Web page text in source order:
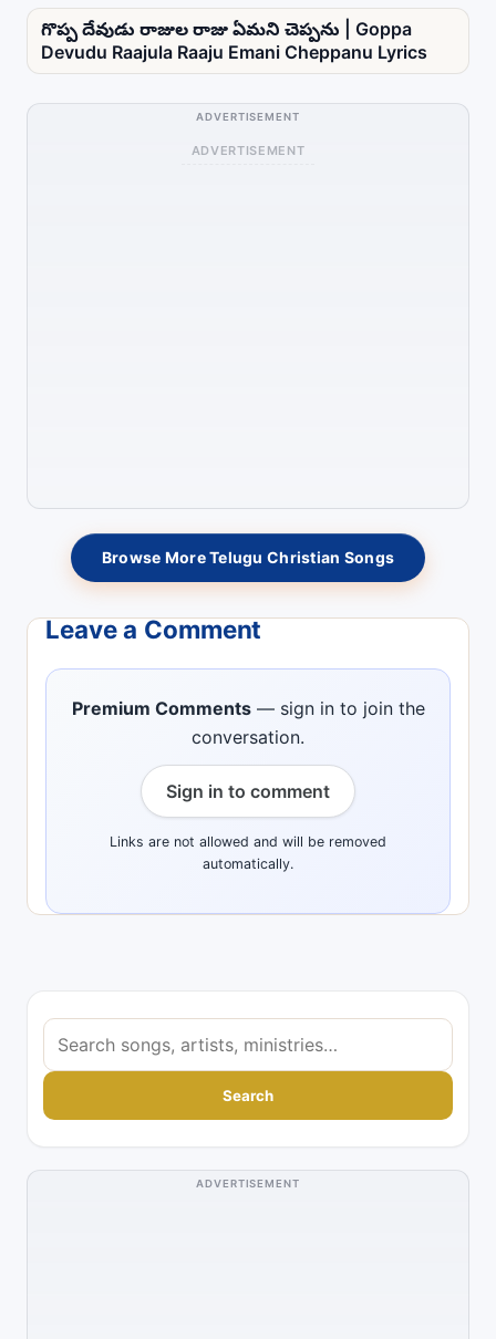
గొప్ప దేవుడు రాజుల రాజు ఏమని చెప్పను | Goppa
Devudu Raajula Raaju Emani Cheppanu Lyrics
ADVERTISEMENT
ADVERTISEMENT
Browse More Telugu Christian Songs
Leave a Comment
Premium Comments— sign in to join the
conversation.
Sign in to comment
Links are not allowed and will be removed
automatically.
S
e
a
r
h
Search
ADVERTISEMENT